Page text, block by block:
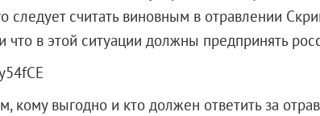
следует считать виновным в отравлении
что в этой ситуации должны предпринять
кому выгодно и кто должен ответить за